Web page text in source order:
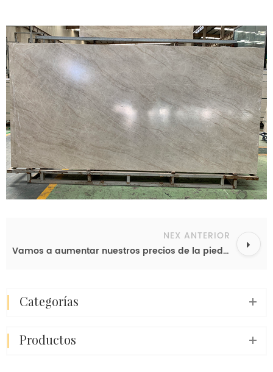
NEX ANTERIOR
Vamos a aumentar nuestros precios de la piedra de cuarzo engineered
categorías
productos